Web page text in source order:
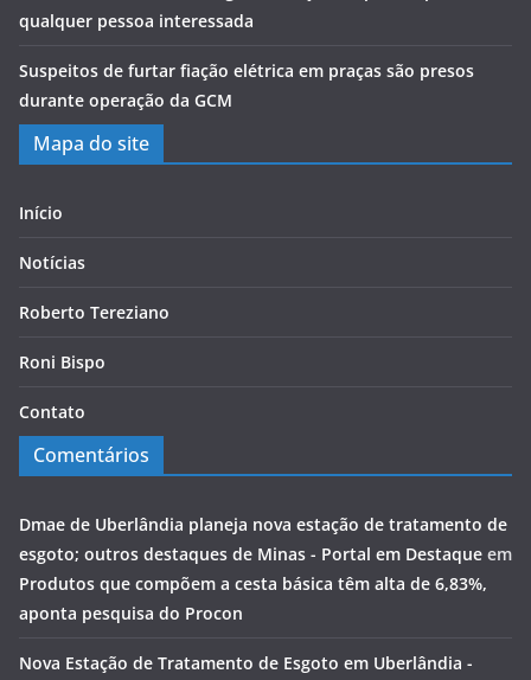
qualquer pessoa interessada
Suspeitos de furtar fiação elétrica em praças são presos
durante operação da GCM
Mapa do site
Início
Notícias
Roberto Tereziano
Roni Bispo
Contato
Comentários
Dmae de Uberlândia planeja nova estação de tratamento de
esgoto; outros destaques de Minas - Portal em Destaque em
Produtos que compõem a cesta básica têm alta de 6,83%,
aponta pesquisa do Procon
Nova Estação de Tratamento de Esgoto em Uberlândia -